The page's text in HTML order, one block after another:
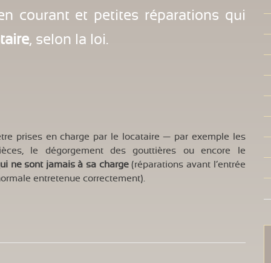
courant et petites réparations qui
, selon la loi.
prises en charge par le locataire — par exemple les
le dégorgement des gouttières ou encore le
ne sont jamais à sa charge(réparations avant l’entrée
entretenue correctement).